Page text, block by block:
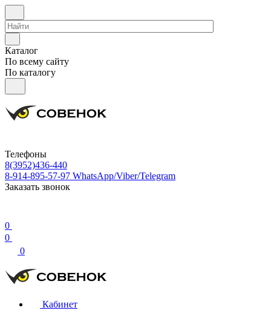
Каталог
По всему сайту
По каталогу
Телефоны
8(3952)436-440
8-914-895-57-97 WhatsApp/Viber/Telegram
Заказать звонок
0
0
0
Кабинет